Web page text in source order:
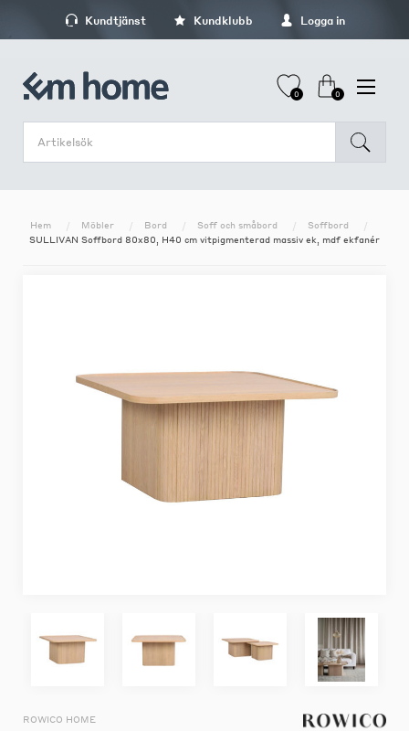
Kundtjänst Kundklubb Logga in
0 0
Hem Möbler Bord Soff och småbord
Soffbord
SULLIVAN Soffbord 80x80, H40 cm vitpigmenterad massiv ek, mdf ekfanér
ROWICO HOME